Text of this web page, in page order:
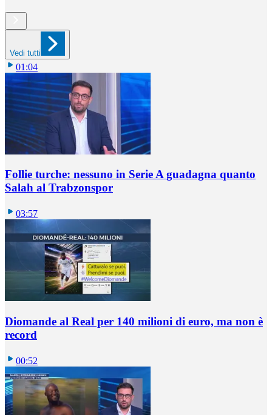
Vedi tutti
01:04
Follie turche: nessuno in Serie A guadagna quanto
Salah al Trabzonspor
03:57
Diomande al Real per 140 milioni di euro, ma non è
record
00:52